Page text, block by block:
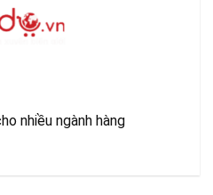
nhiều ngành hàng